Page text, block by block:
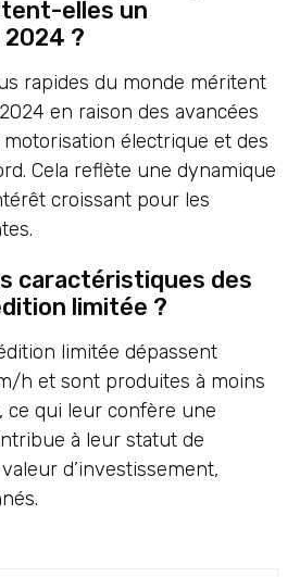
elles un
?
rapides du monde méritent
en raison des avancées
électrique et des
Cela reflète une dynamique
croissant pour les
caractéristiques des
limitée ?
limitée dépassent
h et sont produites à moins
ce qui leur confère une
à leur statut de
d’investissement,